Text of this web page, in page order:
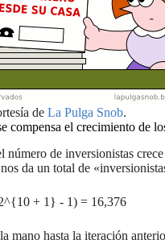
de La Pulga Snob.
compensa el crecimiento de
de inversionistas
da un total de
+ 1} - 1) = 16,376
mano hasta la iteración